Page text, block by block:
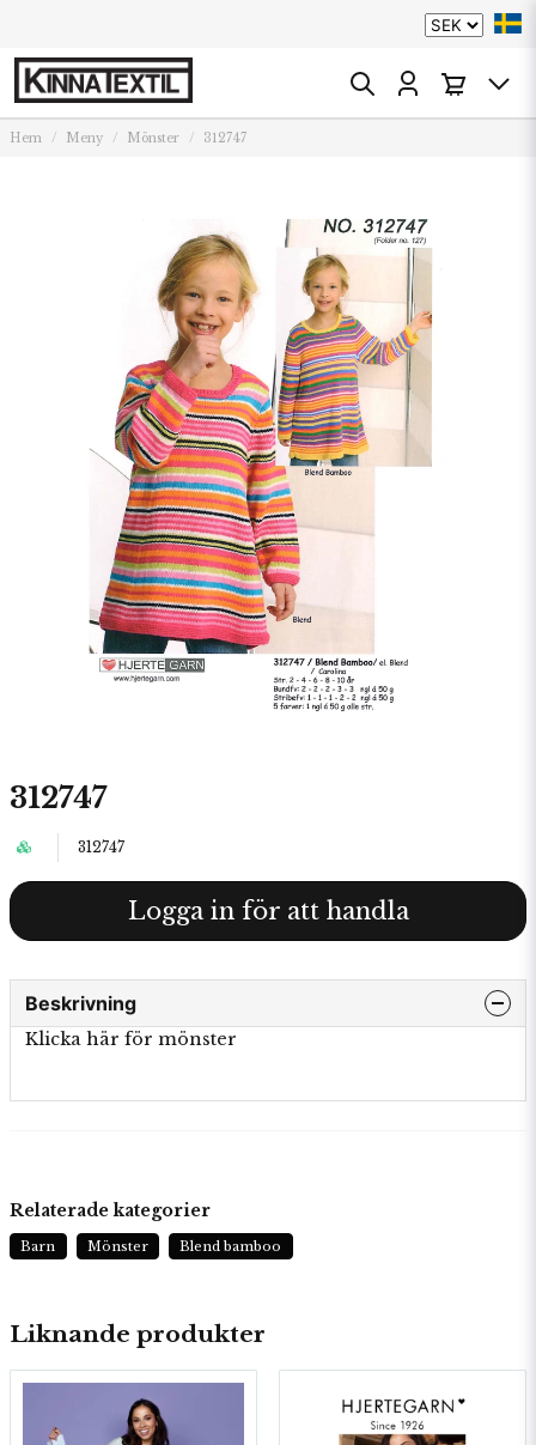
Hem Meny Mönster 312747
312747
312747
Logga in för att handla
Beskrivning
Klicka här för mönster
Liknande produkter
Relaterade kategorier
Barn Mönster Blend bamboo